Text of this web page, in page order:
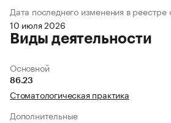
Дата последнего изменения в
10 июля 2026
Виды деятельности
Основной
86.23
Стоматологическая практика
Дополнительные